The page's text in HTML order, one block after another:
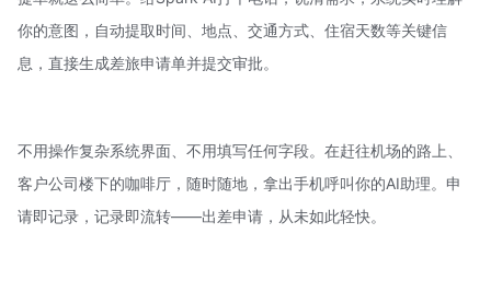
你的意图，自动提取时间、地点、交通方式、住宿天数等关键信
息，直接生成差旅申请单并提交审批。
不用操作复杂系统界面、不用填写任何字段。在赶往机场的路上、
客户公司楼下的咖啡厅，随时随地，拿出手机呼叫你的AI助理。申
请即记录，记录即流转——出差申请，从未如此轻快。